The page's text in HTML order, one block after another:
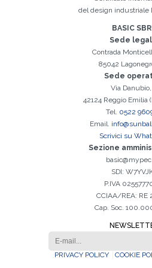
del design industriale
BASIC
Sede
Contrada
85042
Sede
Via
42124 Reggio Emilia
Tel. 0522
Email.
Scrivici su
Sezione
SDI:
P.IVA
CCIAA/REA: RE
Cap. Soc.
PRIVACY POLICY COOKIE